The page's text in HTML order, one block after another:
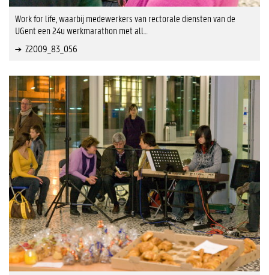
Work for life, waarbij medewerkers van rectorale diensten van de
UGent een 24u werkmarathon met all…
Z2009_83_056